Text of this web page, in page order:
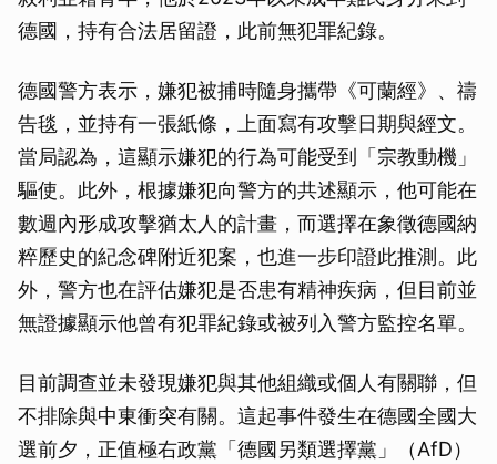
德國，持有合法居留證，此前無犯罪紀錄。
德國警方表示，嫌犯被捕時隨身攜帶《可蘭經》、禱
告毯，並持有一張紙條，上面寫有攻擊日期與經文。
當局認為，這顯示嫌犯的行為可能受到「宗教動機」
驅使。此外，根據嫌犯向警方的共述顯示，他可能在
數週內形成攻擊猶太人的計畫，而選擇在象徵德國納
粹歷史的紀念碑附近犯案，也進一步印證此推測。此
外，警方也在評估嫌犯是否患有精神疾病，但目前並
無證據顯示他曾有犯罪紀錄或被列入警方監控名單。
目前調查並未發現嫌犯與其他組織或個人有關聯，但
不排除與中東衝突有關。這起事件發生在德國全國大
選前夕，正值極右政黨「德國另類選擇黨」（AfD）